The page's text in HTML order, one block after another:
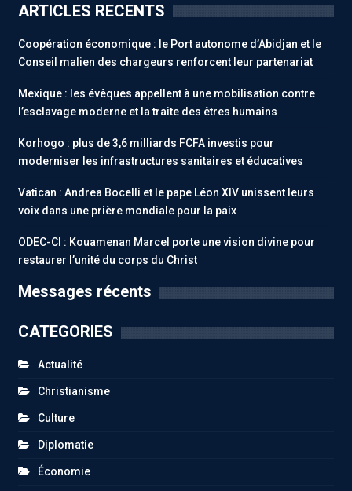
ARTICLES RECENTS
Coopération économique : le Port autonome d’Abidjan et le
Conseil malien des chargeurs renforcent leur partenariat
Mexique : les évêques appellent à une mobilisation contre
l’esclavage moderne et la traite des êtres humains
Korhogo : plus de 3,6 milliards FCFA investis pour
moderniser les infrastructures sanitaires et éducatives
Vatican : Andrea Bocelli et le pape Léon XIV unissent leurs
voix dans une prière mondiale pour la paix
ODEC-CI : Kouamenan Marcel porte une vision divine pour
restaurer l’unité du corps du Christ
Messages récents
CATEGORIES
Actualité
Christianisme
Culture
Diplomatie
Économie